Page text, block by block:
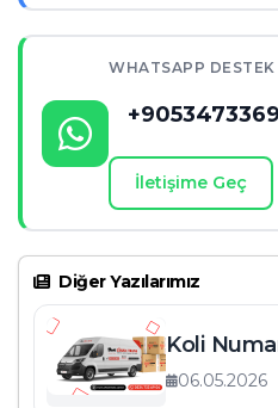
İletişim Bilgileri
WHATSAPP DESTEK
İletişime Geç
Diğer Yazılarımız
Koli
06.05.2026